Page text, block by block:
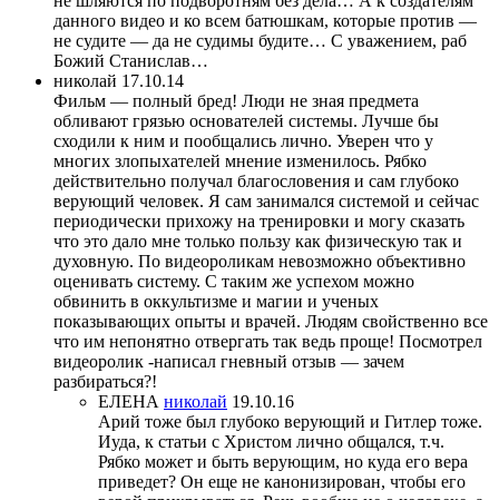
данного видео и ко всем батюшкам, которые против —
не судите — да не судимы будите… С уважением, раб
Божий Станислав…
николай 17.10.14
Фильм — полный бред! Люди не зная предмета
обливают грязью основателей системы. Лучше бы
сходили к ним и пообщались лично. Уверен что у
многих злопыхателей мнение изменилось. Рябко
действительно получал благословения и сам глубоко
верующий человек. Я сам занимался системой и сейчас
периодически прихожу на тренировки и могу сказать
что это дало мне только пользу как физическую так и
духовную. По видеороликам невозможно объективно
оценивать систему. С таким же успехом можно
обвинить в оккультизме и магии и ученых
показывающих опыты и врачей. Людям свойственно все
что им непонятно отвергать так ведь проще! Посмотрел
видеоролик -написал гневный отзыв — зачем
разбираться?!
ЕЛЕНА николай 19.10.16
Арий тоже был глубоко верующий и Гитлер тоже.
Иуда, к статьи с Христом лично общался, т.ч.
Рябко может и быть верующим, но куда его вера
приведет? Он еще не канонизирован, чтобы его